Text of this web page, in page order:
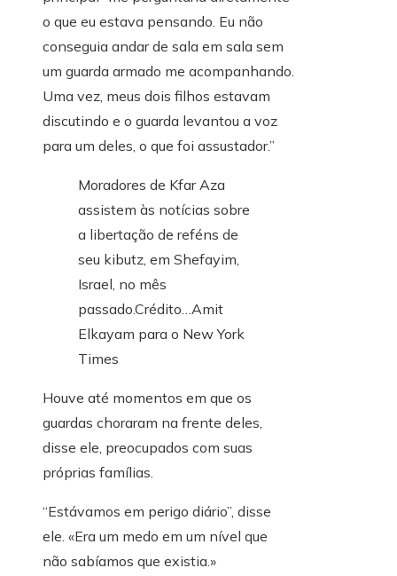
o que eu estava pensando. Eu não
conseguia andar de sala em sala sem
um guarda armado me acompanhando.
Uma vez, meus dois filhos estavam
discutindo e o guarda levantou a voz
para um deles, o que foi assustador.”
Moradores de Kfar Aza
assistem às notícias sobre
a libertação de reféns de
seu kibutz, em Shefayim,
Israel, no mês
passado.Crédito…Amit
Elkayam para o New York
Times
Houve até momentos em que os
guardas choraram na frente deles,
disse ele, preocupados com suas
próprias famílias.
“Estávamos em perigo diário”, disse
ele. «Era um medo em um nível que
não sabíamos que existia.»